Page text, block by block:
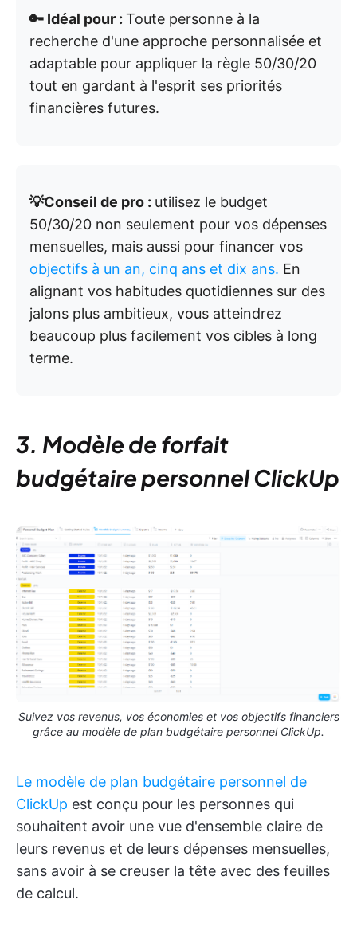
🔑 Idéal pour : Toute personne à la
recherche d'une approche personnalisée et
adaptable pour appliquer la règle 50/30/20
tout en gardant à l'esprit ses priorités
financières futures.
💡Conseil de pro : utilisez le budget
50/30/20 non seulement pour vos dépenses
mensuelles, mais aussi pour financer vos
objectifs à un an, cinq ans et dix ans. En
alignant vos habitudes quotidiennes sur des
jalons plus ambitieux, vous atteindrez
beaucoup plus facilement vos cibles à long
terme.
3. Modèle de forfait
budgétaire personnel ClickUp
Suivez vos revenus, vos économies et vos objectifs financiers
grâce au modèle de plan budgétaire personnel ClickUp.
Le modèle de plan budgétaire personnel de
ClickUp est conçu pour les personnes qui
souhaitent avoir une vue d'ensemble claire de
leurs revenus et de leurs dépenses mensuelles,
sans avoir à se creuser la tête avec des feuilles
de calcul.